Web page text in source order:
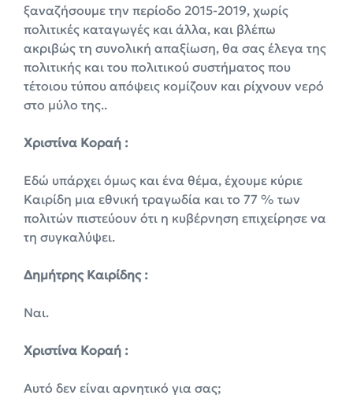
ξαναζήσουμε την περίοδο 2015-2019, χωρίς
πολιτικές καταγωγές και άλλα, και βλέπω
ακριβώς τη συνολική απαξίωση, θα σας έλεγα της
πολιτικής και του πολιτικού συστήματος που
τέτοιου τύπου απόψεις κομίζουν και ρίχνουν νερό
στο μύλο της..
Χριστίνα Κοραή :
Εδώ υπάρχει όμως και ένα θέμα, έχουμε κύριε
Καιρίδη μια εθνική τραγωδία και το 77 % των
πολιτών πιστεύουν ότι η κυβέρνηση επιχείρησε να
τη συγκαλύψει.
Δημήτρης Καιρίδης :
Ναι.
Χριστίνα Κοραή :
Αυτό δεν είναι αρνητικό για σας;